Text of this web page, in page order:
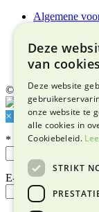
Algemene
Bezorgen &
Retourneren
Adres & route
© 2026
×
*
E-mailadres*
Deze
van
Deze website
onze website te
alle cookies in
Cookiebeleid.
STRIKT